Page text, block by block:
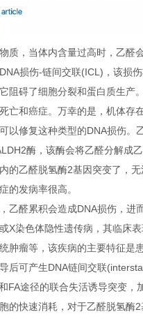
，当体内含量过高时，乙醛
损伤-链间交联(ICL)，该损
阻碍了细胞分裂和蛋白质生产
亡和癌症。万幸的是，机体存
以修复这种类型的DNA损伤。
酶，该酶会将乙醛分解成
的乙醛脱氢酶2基因突变了，无
的发病率很高。
醛累积会造成DNA损伤，进
X染色体隐性遗传病，其临床
肿瘤等，该疾病的主要特征是
后可产生DNA链间交联
FA途径的联合失活诱导突变，
的快速消耗，对于乙醛脱氢酶